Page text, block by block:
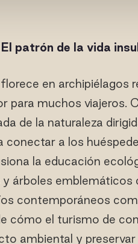
El patrón de la vida
en archipiélagos
para muchos viajeros.
de la naturaleza
conectar a los
la educación
árboles emblemáticos
contemporáneos
cómo el turismo de
ambiental y preservar